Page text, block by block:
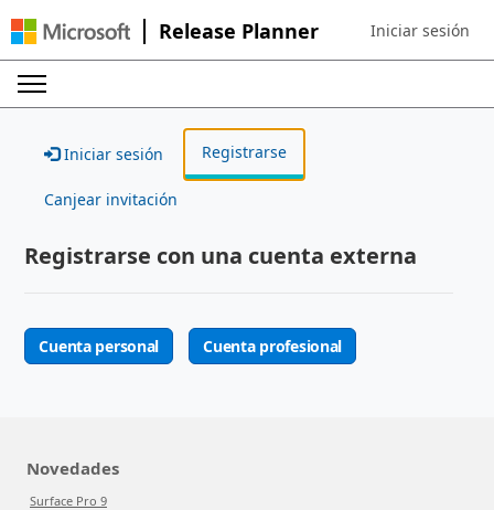
Release Planner Sign in to your
Iniciar sesión
Iniciar sesión Registrarse
Canjear invitación
Registrarse con una cuenta externa
Cuenta personal Cuenta profesional
Novedades
Surface Pro 9